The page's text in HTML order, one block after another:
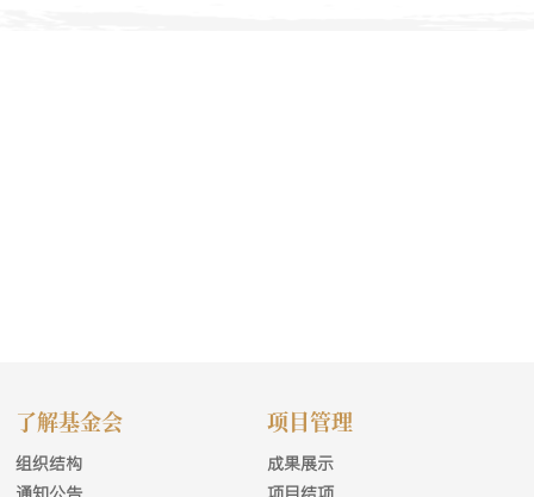
了解基金会
组织结构
项目管理
成果展示